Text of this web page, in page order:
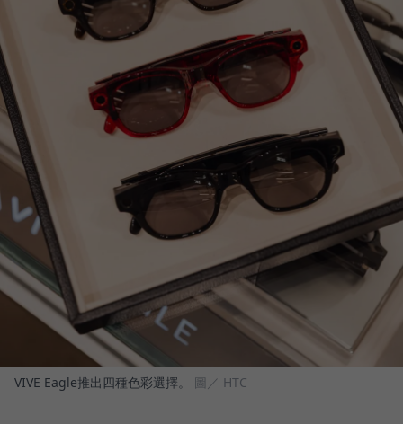
VIVE Eagle推出四種色彩選擇。 圖／ HTC